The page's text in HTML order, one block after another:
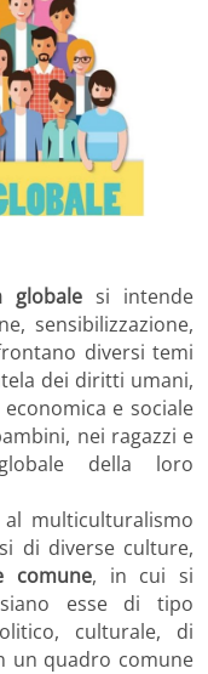
globalesi intende
sensibilizzazione,
diversi temi
dei diritti umani,
e sociale
nei ragazzi e
della loro
al multiculturalismo
di diverse culture,
comune, in cui si
esse di tipo
culturale, di
un quadro comune